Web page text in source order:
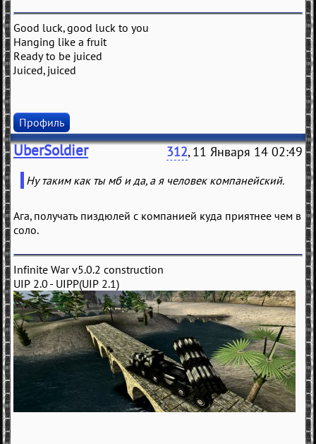
Good luck, good luck to you
Hanging like a fruit
Ready to be juiced
Juiced, juiced
Профиль
UberSoldier 312, 11 Января 14 02:49
Ну таким как ты мб и да, а я человек компанейский.
Ага, получать пиздюлей с компанией куда приятнее чем в
соло.
Infinite War v5.0.2 construction
UIP 2.0 - UIPP(UIP 2.1)